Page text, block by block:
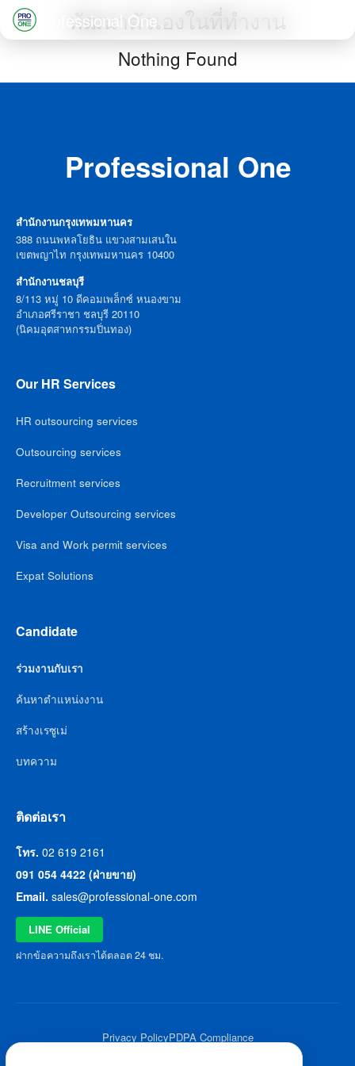
Skip
Professional One
พัฒนาตัวเองในที่ทำงาน
Nothing Found
Professional One
สำนักงานกรุงเทพมหานคร
388 ถนนพหลโยธิน แขวงสามเสนใน
เขตพญาไท กรุงเทพมหานคร 10400
สำนักงานชลบุรี
8/113 หมู่ 10 ดีคอมเพล็กซ์ หนองขาม
อำเภอศรีราชา ชลบุรี 20110
(นิคมอุตสาหกรรมปิ่นทอง)
Our HR Services
HR outsourcing services
Outsourcing services
Recruitment services
Developer Outsourcing services
Visa and Work permit services
Expat Solutions
Candidate
ร่วมงานกับเรา
ค้นหาตำแหน่งงาน
สร้างเรซูเม่
บทความ
ติดต่อเรา
โทร. 02 619 2161
091 054 4422 (ฝ่ายขาย)
Email. sales@professional-one.com
LINE Official
ฝากข้อความถึงเราได้ตลอด 24 ชม.
Privacy PolicyPDPA Compliance